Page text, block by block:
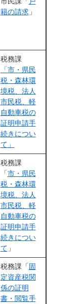
籍の請求」
税務課
「市・県民
税・森林環
境税、法人
市民税、軽
自動車税の
証明申請手
続きについ
て」
税務課
「市・県民
税・森林環
境税、法人
市民税、軽
自動車税の
証明申請手
続きについ
て 」
税務課「固
定資産税関
係の証明
書・閲覧手